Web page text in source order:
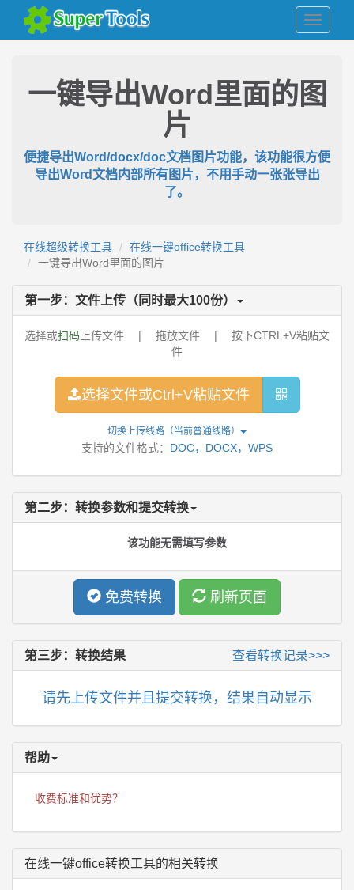
一键导出Word里面的图
片
便捷导出Word/docx/doc文档图片功能，该功能很方便
导出Word文档内部所有图片，不用手动一张张导出
了。
在线超级转换工具
在线一键office转换工具
一键导出Word里面的图片
第一步：文件上传（同时最大100份）
选择或扫码 上传文件 | 拖放文件 | 按下CTRL+V粘贴文
件
选择文件或Ctrl+V粘贴文件
切换上传线路（当前普通线路）
支持的文件格式： DOC，DOCX，WPS
第二步：转换参数和提交转换
该功能无需填写参数
免费转换 刷新页面
第三步：转换结果 查看转换记录>>>
请先上传文件并且提交转换，结果自动显示
帮助
收费标准和优势？
在线一键office转换工具的相关转换